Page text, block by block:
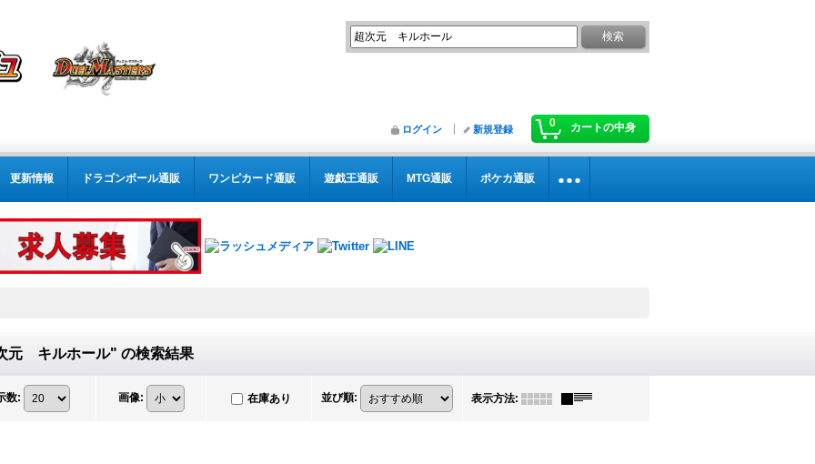
0 カートの中身
ログイン 新規登録
更新情報 ドラゴンボール通販 ワンピカード通販 遊戯王通販 MTG通販 ポケカ通販
元 キルホール" の検索結果
数: 画像: 在庫あり 並び順: 表示方法: